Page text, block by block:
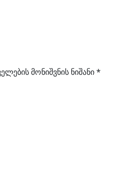
მონიშვნის ნიშანი*